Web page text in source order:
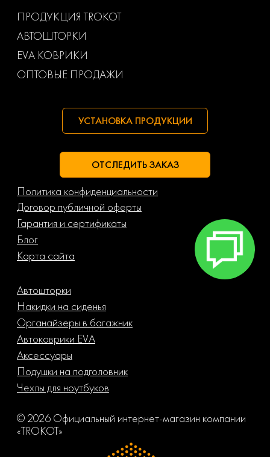
Маз
ПРОДУКЦИЯ TROKOT
АВТОШТОРКИ
EVA КОВРИКИ
ОПТОВЫЕ ПРОДАЖИ
УСТАНОВКА ПРОДУКЦИИ
ОТСЛЕДИТЬ ЗАКАЗ
Политика конфиденциальности
Договор публичной оферты
Гарантия и сертификаты
Блог
Карта сайта
Автошторки
Накидки на сиденья
Органайзеры в багажник
Автоковрики EVA
Аксессуары
Подушки на подголовник
Чехлы для ноутбуков
© 2026 Официальный интернет-магазин компании
«TROKOT»